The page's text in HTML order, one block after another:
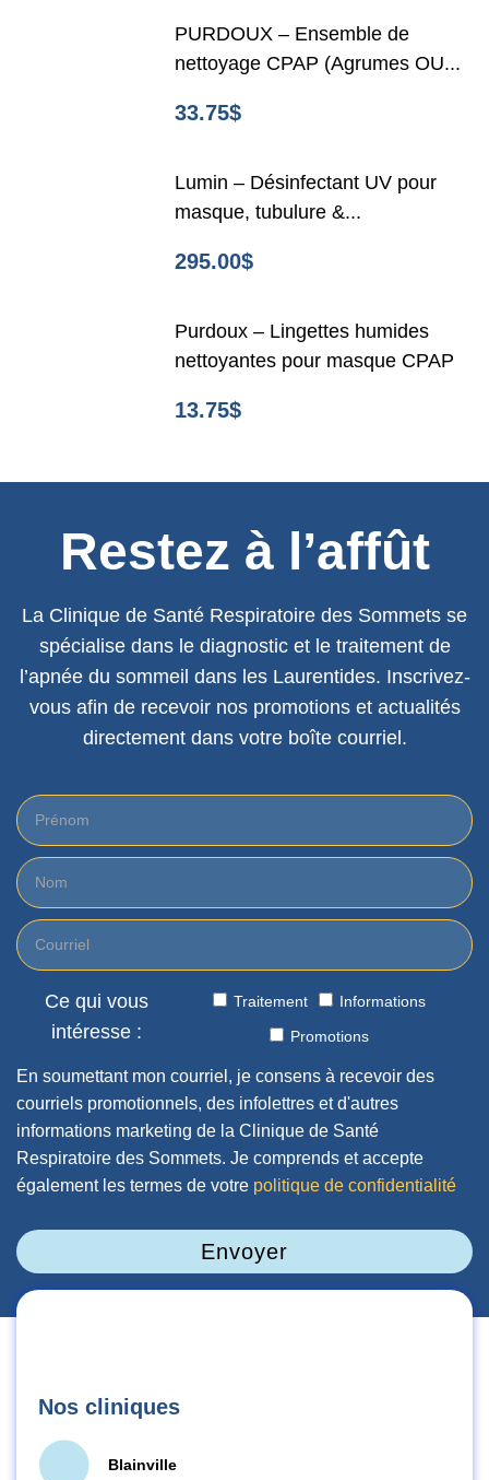
PURDOUX – Ensemble de
nettoyage CPAP (Agrumes OU...
33.75$
Lumin – Désinfectant UV pour
masque, tubulure &...
295.00$
Purdoux – Lingettes humides
nettoyantes pour masque CPAP
13.75$
Restez à l’affût
La Clinique de Santé Respiratoire des Sommets se
spécialise dans le diagnostic et le traitement de
l’apnée du sommeil dans les Laurentides. Inscrivez-
vous afin de recevoir nos promotions et actualités
directement dans votre boîte courriel.
Ce qui vous
intéresse :
Traitement
Informations
Promotions
En soumettant mon courriel, je consens à recevoir des
courriels promotionnels, des infolettres et d'autres
informations marketing de la Clinique de Santé
Respiratoire des Sommets. Je comprends et accepte
également les termes de votre politique de confidentialité
Envoyer
Nos cliniques
Blainville